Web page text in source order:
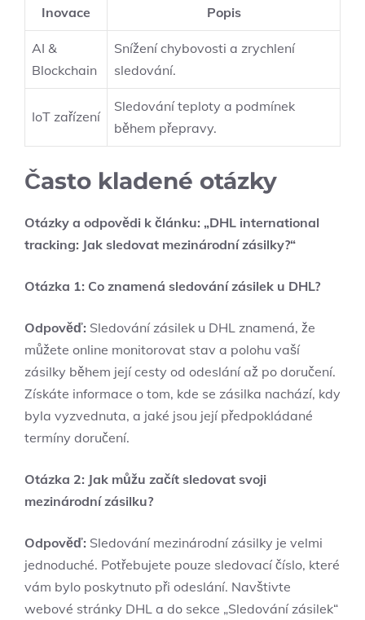
Inovace Popis
AI &
Blockchain
Snížení chybovosti a zrychlení
sledování.
IoT zařízení
Sledování teploty a podmínek
během přepravy.
Často kladené otázky
Otázky a odpovědi k článku: „DHL international
tracking: Jak sledovat mezinárodní zásilky?“
Otázka 1: Co znamená sledování zásilek u DHL?
Odpověď: Sledování zásilek u DHL znamená, že
můžete online monitorovat stav a polohu vaší
zásilky během její cesty od odeslání až po doručení.
Získáte informace o tom, kde se zásilka nachází, kdy
byla vyzvednuta, a jaké jsou její předpokládané
termíny doručení.
Otázka 2: Jak můžu začít sledovat svoji
mezinárodní zásilku?
Odpověď: Sledování mezinárodní zásilky je velmi
jednoduché. Potřebujete pouze sledovací číslo, které
vám bylo poskytnuto při odeslání. Navštivte
webové stránky DHL a do sekce „Sledování zásilek“